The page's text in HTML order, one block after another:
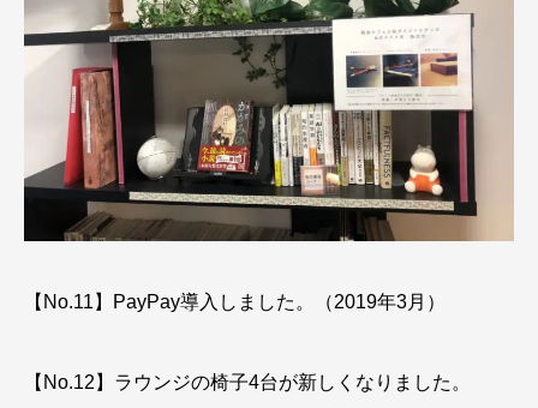
【No.11】PayPay導入しました。（2019年3月）
【No.12】ラウンジの椅子4台が新しくなりました。